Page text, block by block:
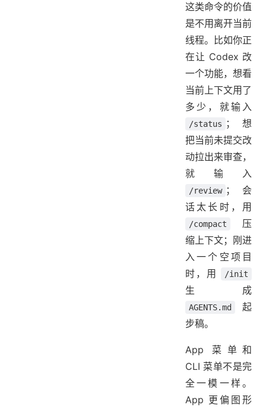
这类命令的价值
是不用离开当前
线程。比如你正
在让 Codex 改
一个功能，想看
当前上下文用了
多少，就输入
/status
；想
把当前未提交改
动拉出来审查，
就输入
/review ；会
话太长时，用
/compact
压
缩上下文；刚进
入一个空项目
时，用
/init
生成
AGENTS.md
起
步稿。
App 菜单和
CLI 菜单不是完
全一模一样。
App 更偏图形